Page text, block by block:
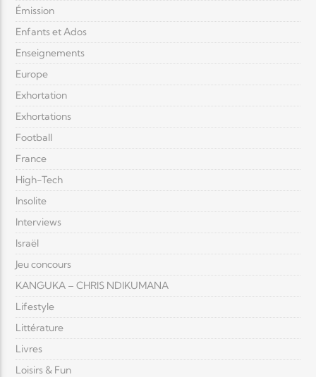
Émission
Enfants et Ados
Enseignements
Europe
Exhortation
Exhortations
Football
France
High-Tech
Insolite
Interviews
Israël
Jeu concours
KANGUKA – CHRIS NDIKUMANA
Lifestyle
Littérature
Livres
Loisirs & Fun